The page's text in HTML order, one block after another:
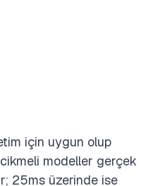
için uygun olup
modeller gerçek
25ms üzerinde ise